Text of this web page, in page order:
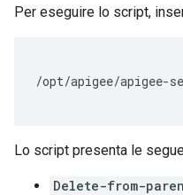
Per eseguire lo script,
/opt/apigee/apigee-
Lo script presenta le
Delete-from-